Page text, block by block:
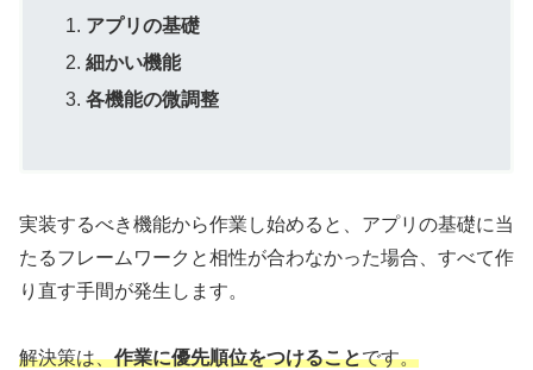
アプリの基礎
細かい機能
各機能の微調整
実装するべき機能から作業し始めると、アプリの基礎に当
たるフレームワークと相性が合わなかった場合、すべて作
り直す手間が発生します。
解決策は、作業に優先順位をつけることです。